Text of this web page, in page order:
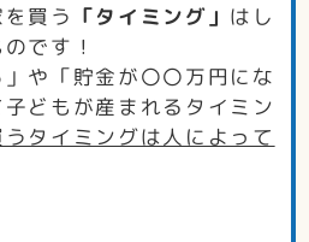
買う 「タイミング」 はし
です！
」や「貯金が〇〇万円にな
どもが産まれるタイミン
うタイミングは人によって